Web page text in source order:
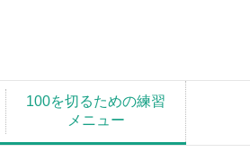
100を切るための練習
メニュー